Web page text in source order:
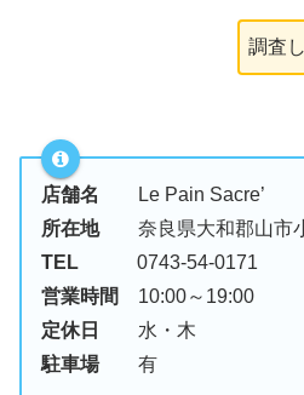
調査
店舗名
Le Pain Sacre’
所在地 奈良県大和郡山市
TEL 0743-54-0171
営業時間 10:00～19:00
定休日 水・木
駐車場 有